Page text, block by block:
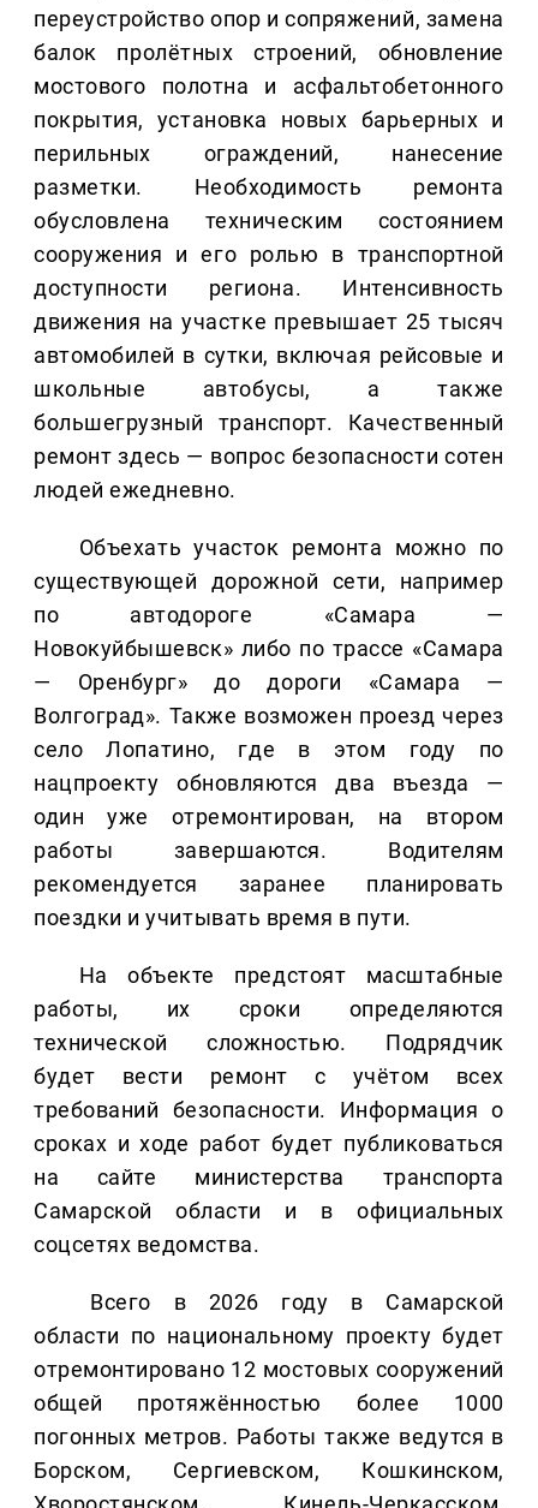
переустройство опор и сопряжений, замена
балок пролётных строений, обновление
мостового полотна и асфальтобетонного
покрытия, установка новых барьерных и
перильных ограждений, нанесение
разметки. Необходимость ремонта
обусловлена техническим состоянием
сооружения и его ролью в транспортной
доступности региона. Интенсивность
движения на участке превышает 25 тысяч
автомобилей в сутки, включая рейсовые и
школьные автобусы, а также
большегрузный транспорт. Качественный
ремонт здесь — вопрос безопасности сотен
людей ежедневно.
Объехать участок ремонта можно по
существующей дорожной сети, например
по автодороге «Самара —
Новокуйбышевск» либо по трассе «Самара
— Оренбург» до дороги «Самара —
Волгоград». Также возможен проезд через
село Лопатино, где в этом году по
нацпроекту обновляются два въезда —
один уже отремонтирован, на втором
работы завершаются. Водителям
рекомендуется заранее планировать
поездки и учитывать время в пути.
На объекте предстоят масштабные
работы, их сроки определяются
технической сложностью. Подрядчик
будет вести ремонт с учётом всех
требований безопасности. Информация о
сроках и ходе работ будет публиковаться
на сайте министерства транспорта
Самарской области и в официальных
соцсетях ведомства.
Всего в 2026 году в Самарской
области по национальному проекту будет
отремонтировано 12 мостовых сооружений
общей протяжённостью более 1000
погонных метров. Работы также ведутся в
Борском, Сергиевском, Кошкинском,